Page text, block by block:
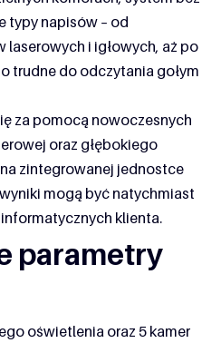
typy napisów – od
i igłowych, aż po
trudne do odczytania gołym
za pomocą nowoczesnych
oraz głębokiego
zintegrowanej jednostce
mogą być natychmiast
klienta.
parametry
oświetlenia oraz 5 kamer